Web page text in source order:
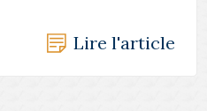
Lire l'article